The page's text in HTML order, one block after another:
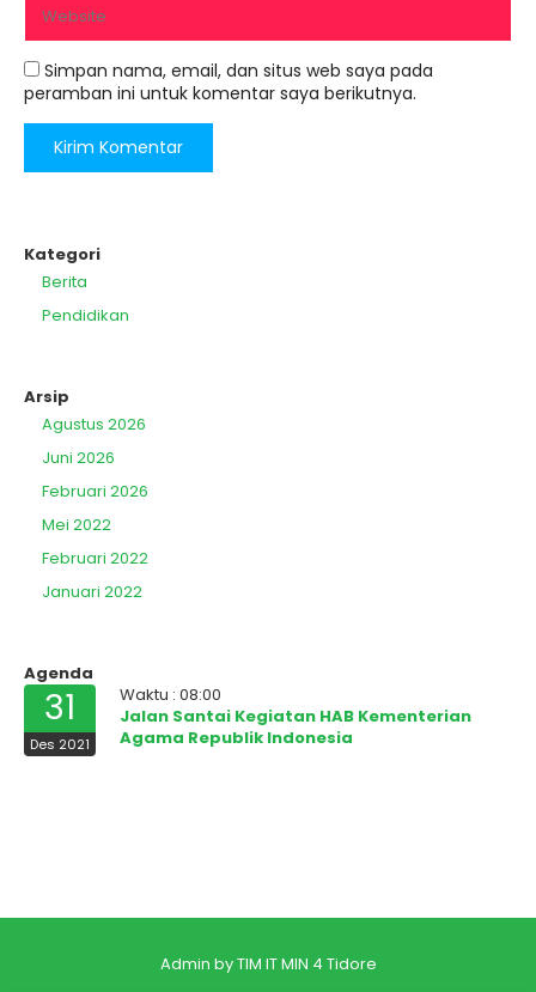
Simpan nama, email, dan situs web saya pada
peramban ini untuk komentar saya berikutnya.
Kategori
Berita
Pendidikan
Arsip
Agustus 2026
Juni 2026
Februari 2026
Mei 2022
Februari 2022
Januari 2022
Agenda
31
Des 2021
Waktu : 08:00
Jalan Santai Kegiatan HAB Kementerian
Agama Republik Indonesia
Admin by TIM IT MIN 4 Tidore